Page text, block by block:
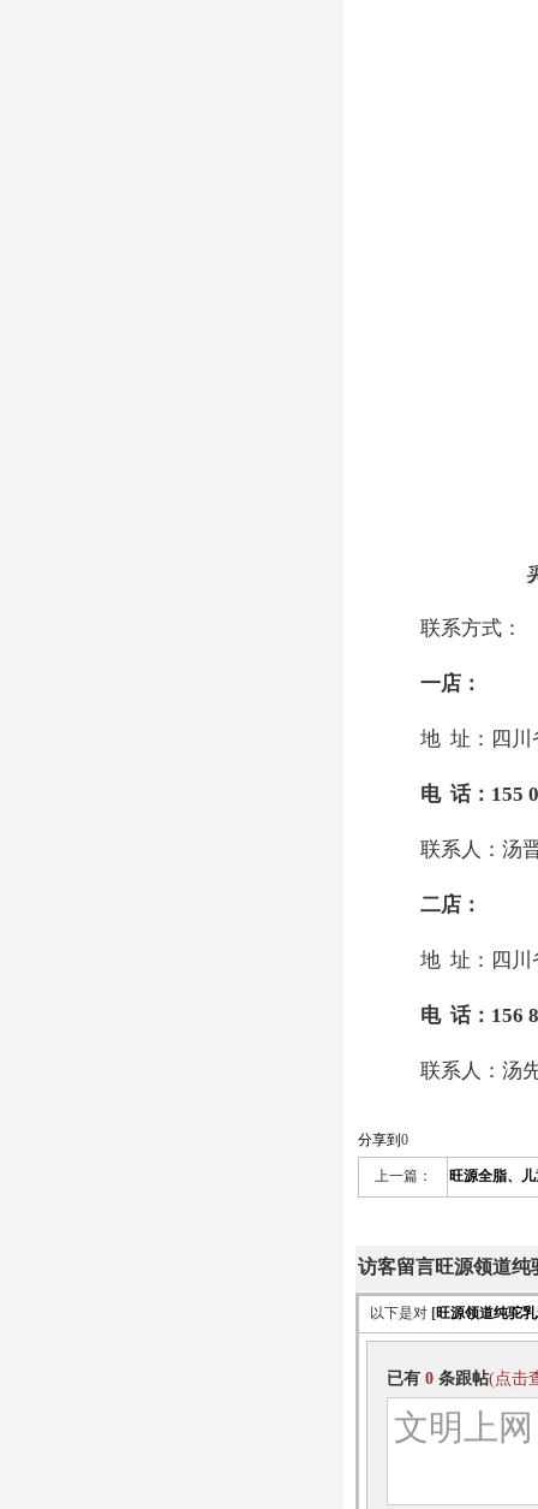
联系方式：
一店：
地 址：四川
电 话： 155
联系人：汤
二店：
地 址：四川
电 话： 156
联系人：汤
分享到 0
上一篇： 旺源全脂、
访客留言旺源领道纯
以下是对 [旺源领道纯驼
已有 0 条跟帖(点击